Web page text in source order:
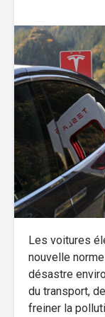
Les voitures
nouvelle
désastre
du transport,
freiner la